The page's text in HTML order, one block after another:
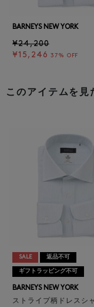
BARNEYS NEW YORK
¥24,200
¥15,246 37% OFF
このアイテムを見
SALE 返品不可
ギフトラッピング不可
BARNEYS NEW YORK
ストライプ柄ドレスシ